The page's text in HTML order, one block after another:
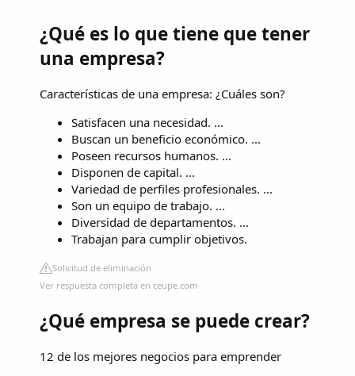
¿Qué es lo que tiene que tener
una empresa?
Características de una empresa: ¿Cuáles son?
Satisfacen una necesidad. ...
Buscan un beneficio económico. ...
Poseen recursos humanos. ...
Disponen de capital. ...
Variedad de perfiles profesionales. ...
Son un equipo de trabajo. ...
Diversidad de departamentos. ...
Trabajan para cumplir objetivos.
Solicitud de eliminación
Ver respuesta completa en ceupe.com
¿Qué empresa se puede crear?
12 de los mejores negocios para emprender